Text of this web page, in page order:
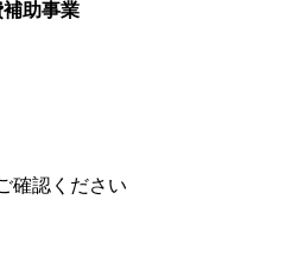
助事業
確認ください